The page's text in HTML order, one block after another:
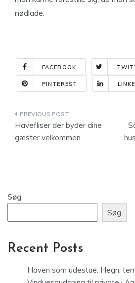
nødlade.
FACEBOOK
PINTEREST
Indlægsnavigation
Havefliser der byder dine
gæster velkommen
Søg
Søg
Recent Posts
Haven som udestue: Hegn,